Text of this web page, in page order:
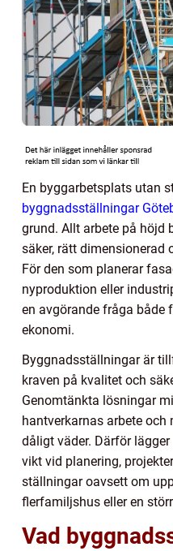
En byggarbetsplats utan
byggnadsställningar
grund. Allt arbete på höjd
säker, rätt dimensionerad
För den som planerar
nyproduktion eller
en avgörande fråga både
ekonomi.
Byggnadsställningar är
kraven på kvalitet och
Genomtänkta lösningar
hantverkarnas arbete
dåligt väder. Därför
vikt vid planering,
ställningar oavsett om
flerfamiljshus eller en
Vad